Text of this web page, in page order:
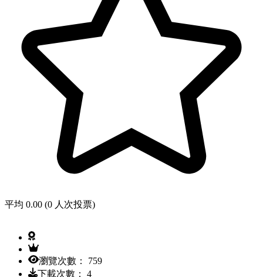
平均 0.00 (0 人次投票)
瀏覽次數： 759
下載次數： 4